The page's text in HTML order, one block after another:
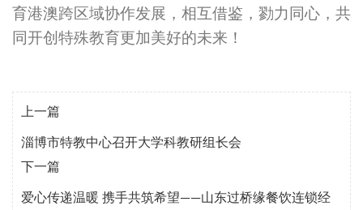
育港澳跨区域协作发展，相互借鉴，勠力同心，共
同开创特殊教育更加美好的未来！
上一篇
淄博市特教中心召开大学科教研组长会
下一篇
爱心传递温暖 携手共筑希望——山东过桥缘餐饮连锁经